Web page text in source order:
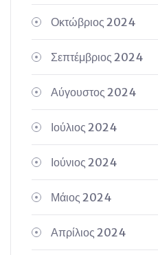
Οκτώβριος 2024
Σεπτέμβριος 2024
Αύγουστος 2024
Ιούλιος 2024
Ιούνιος 2024
Μάιος 2024
Απρίλιος 2024